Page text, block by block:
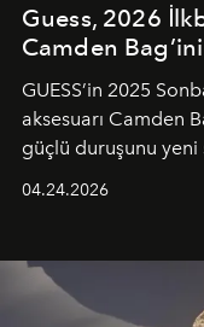
Guess, 2026
Camden Bag’ini
GUESS’in 2025
aksesuarı Camden
güçlü duruşunu yeni
04.24.2026